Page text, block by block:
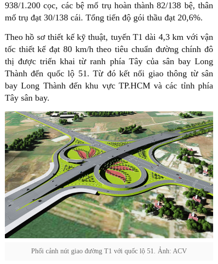
938/1.200 cọc, các bệ mố trụ hoàn thành 82/138 bệ, thân
mố trụ đạt 30/138 cái. Tổng tiến độ gói thầu đạt 20,6%.
Theo hồ sơ thiết kế kỹ thuật, tuyến T1 dài 4,3 km với vận
tốc thiết kế đạt 80 km/h theo tiêu chuẩn đường chính đô
thị được triển khai từ ranh phía Tây của sân bay Long
Thành đến quốc lộ 51. Từ đó kết nối giao thông từ sân
bay Long Thành đến khu vực TP.HCM và các tỉnh phía
Tây sân bay.
Phối cảnh nút giao đường T1 với quốc lộ 51. Ảnh: ACV